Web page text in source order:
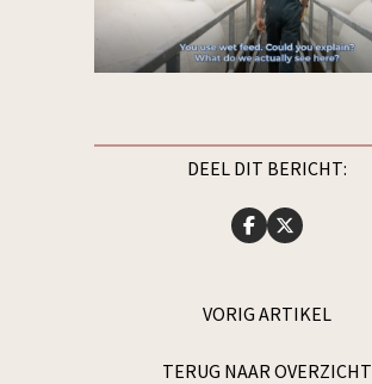
DEEL DIT BERICHT:
VORIG ARTIKEL
TERUG NAAR OVERZICHT